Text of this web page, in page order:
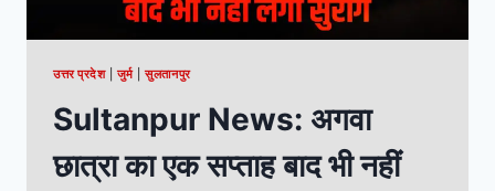
उत्तर प्रदेश|जुर्म|सुलतानपुर
Sultanpur News: अगवा
छात्रा का एक सप्ताह बाद भी नहीं